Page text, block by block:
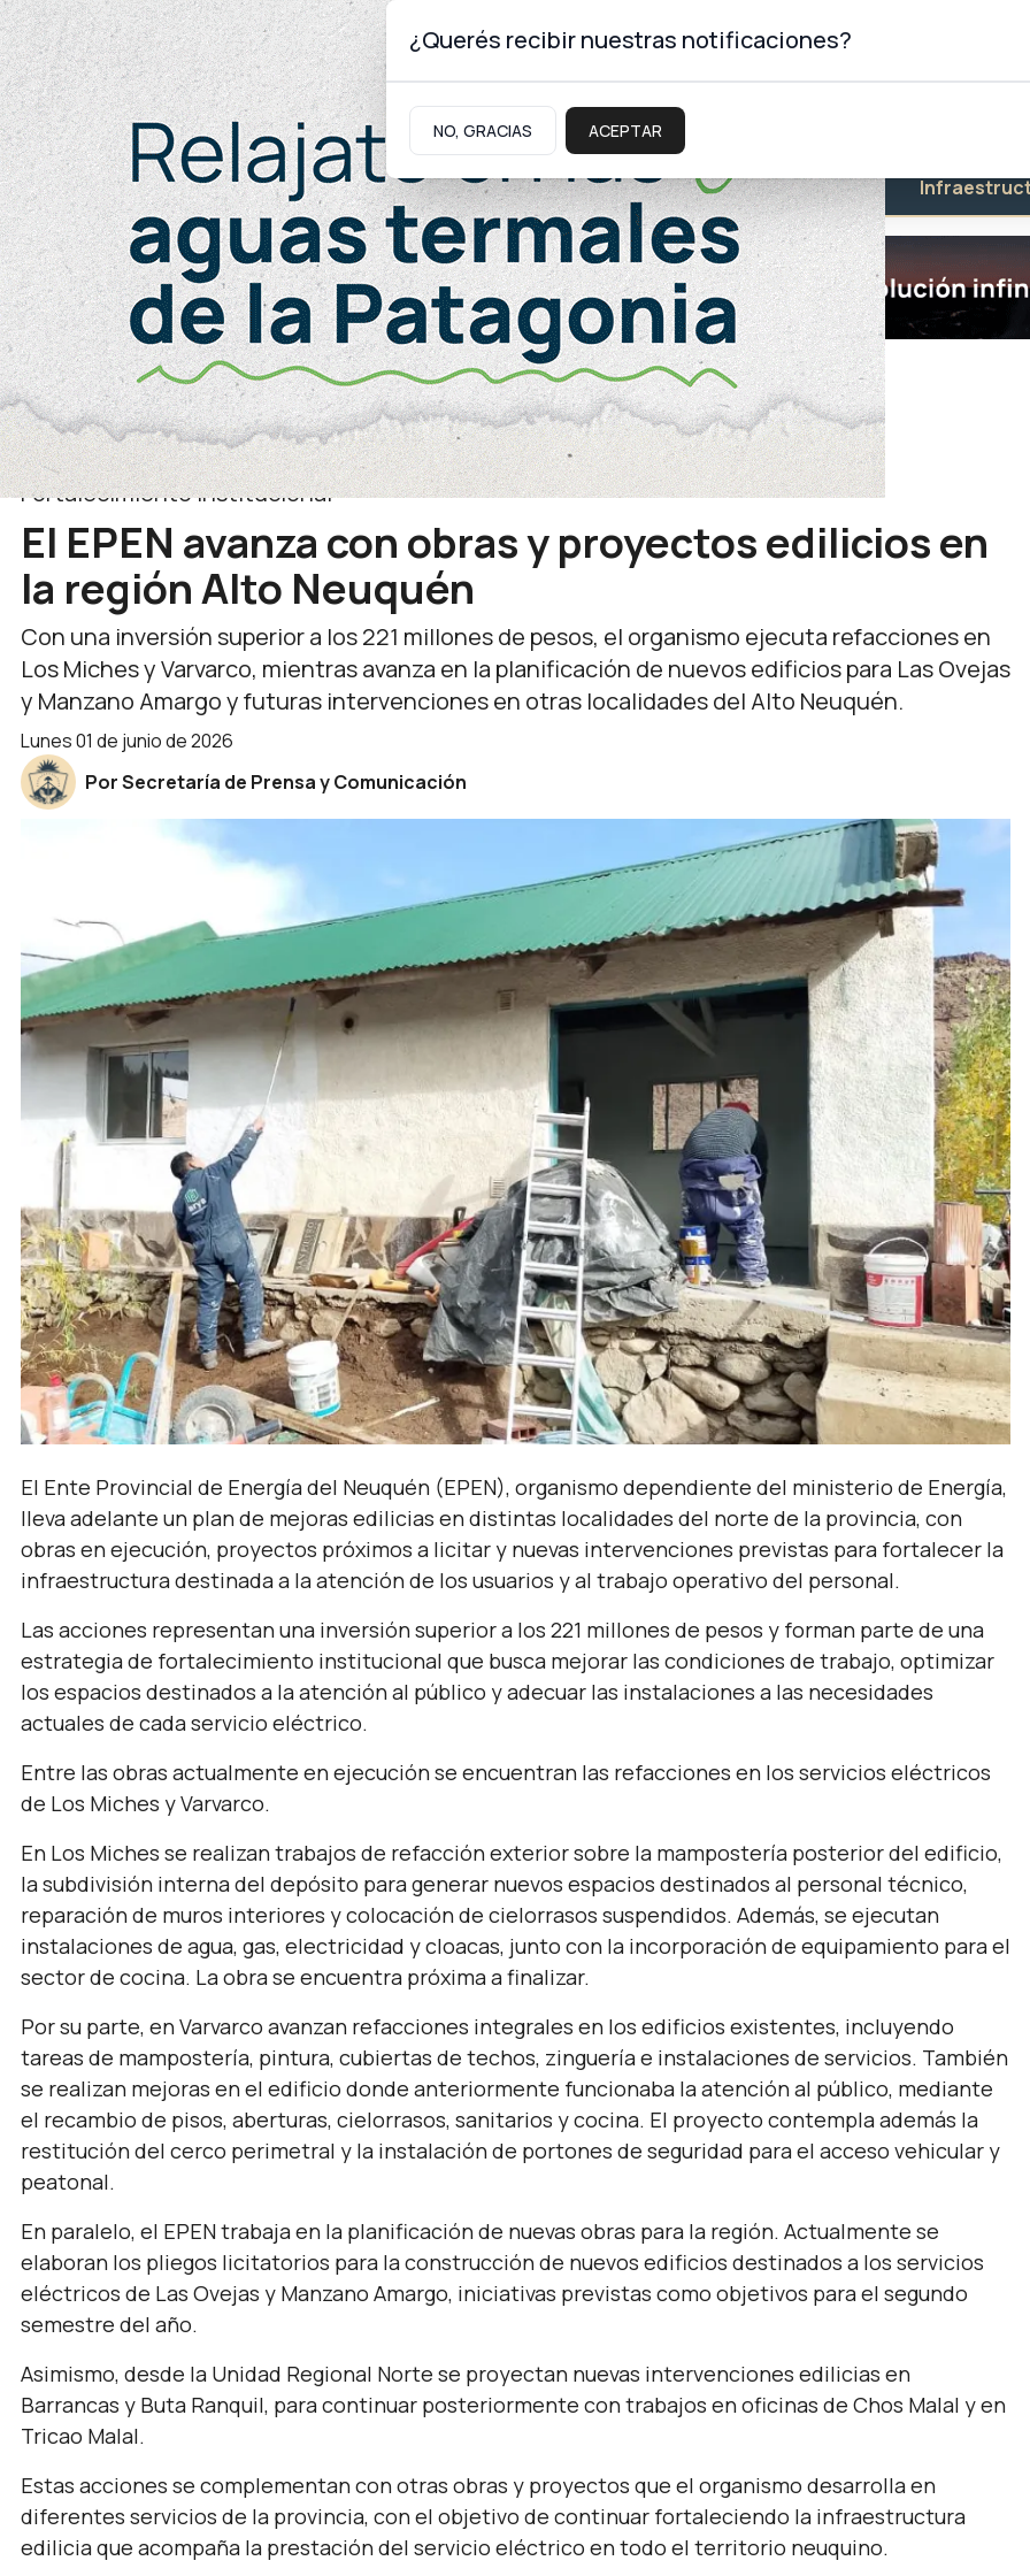
Sábado 8 deAgosto de 2026
Neuquinidad Gabinete Turismo Educación Salud
Energía
Fortalecimiento institucional
El EPEN avanza con obras y proyectos edilicios en
la región Alto Neuquén
Con una inversión superior a los 221 millones de pesos, el organismo ejecuta refacciones en
Los Miches y Varvarco, mientras avanza en la planificación de nuevos edificios para Las Ovejas
y Manzano Amargo y futuras intervenciones en otras localidades del Alto Neuquén.
lunes 01 de junio de 2026
Por Secretaría de Prensa y Comunicación
El Ente Provincial de Energía del Neuquén (EPEN), organismo dependiente del ministerio de Energía,
lleva adelante un plan de mejoras edilicias en distintas localidades del norte de la provincia, con
obras en ejecución, proyectos próximos a licitar y nuevas intervenciones previstas para fortalecer la
infraestructura destinada a la atención de los usuarios y al trabajo operativo del personal.
Las acciones representan una inversión superior a los 221 millones de pesos y forman parte de una
estrategia de fortalecimiento institucional que busca mejorar las condiciones de trabajo, optimizar
los espacios destinados a la atención al público y adecuar las instalaciones a las necesidades
actuales de cada servicio eléctrico.
Entre las obras actualmente en ejecución se encuentran las refacciones en los servicios eléctricos
de Los Miches y Varvarco.
En Los Miches se realizan trabajos de refacción exterior sobre la mampostería posterior del edificio,
la subdivisión interna del depósito para generar nuevos espacios destinados al personal técnico,
reparación de muros interiores y colocación de cielorrasos suspendidos. Además, se ejecutan
instalaciones de agua, gas, electricidad y cloacas, junto con la incorporación de equipamiento para el
sector de cocina. La obra se encuentra próxima a finalizar.
Por su parte, en Varvarco avanzan refacciones integrales en los edificios existentes, incluyendo
tareas de mampostería, pintura, cubiertas de techos, zinguería e instalaciones de servicios. También
se realizan mejoras en el edificio donde anteriormente funcionaba la atención al público, mediante
el recambio de pisos, aberturas, cielorrasos, sanitarios y cocina. El proyecto contempla además la
restitución del cerco perimetral y la instalación de portones de seguridad para el acceso vehicular y
peatonal.
En paralelo, el EPEN trabaja en la planificación de nuevas obras para la región. Actualmente se
elaboran los pliegos licitatorios para la construcción de nuevos edificios destinados a los servicios
eléctricos de Las Ovejas y Manzano Amargo, iniciativas previstas como objetivos para el segundo
semestre del año.
Asimismo, desde la Unidad Regional Norte se proyectan nuevas intervenciones edilicias en
Barrancas y Buta Ranquil, para continuar posteriormente con trabajos en oficinas de Chos Malal y en
Tricao Malal.
Estas acciones se complementan con otras obras y proyectos que el organismo desarrolla en
diferentes servicios de la provincia, con el objetivo de continuar fortaleciendo la infraestructura
edilicia que acompaña la prestación del servicio eléctrico en todo el territorio neuquino.
¿Querés recibir nuestras notificaciones?
NO, GRACIAS ACEPTAR